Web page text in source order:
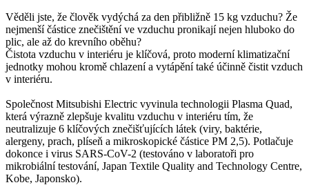
Věděli jste, že člověk vydýchá za den přibližně 15 kg vzduchu? Že
nejmenší částice znečištění ve vzduchu pronikají nejen hluboko do
plic, ale až do krevního oběhu?
Čistota vzduchu v interiéru je klíčová, proto moderní klimatizační
jednotky mohou kromě chlazení a vytápění také účinně čistit vzduch
v interiéru.
Společnost Mitsubishi Electric vyvinula technologii Plasma Quad,
která výrazně zlepšuje kvalitu vzduchu v interiéru tím, že
neutralizuje 6 klíčových znečišťujících látek (viry, baktérie,
alergeny, prach, plíseň a mikroskopické částice PM 2,5). Potlačuje
dokonce i virus SARS-CoV-2 (testováno v laboratoři pro
mikrobiální testování, Japan Textile Quality and Technology Centre,
Kobe, Japonsko).